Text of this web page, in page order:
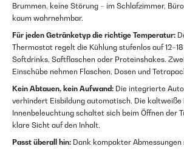
Brummen, keine Störung – im Schlafzimmer,
kaum wahrnehmbar.
Für jeden Getränketyp die richtige Temperatur:
Thermostat regelt die Kühlung stufenlos auf 12–18
Softdrinks, Saftflaschen oder Proteinshakes.
Einschübe nehmen Flaschen, Dosen und
Kein Abtauen, kein Aufwand: Die integrierte
verhindert Eisbildung automatisch. Die kaltweiße
Innenbeleuchtung schaltet sich beim Öffnen der
klare Sicht auf den Inhalt.
Passt überall hin: Dank kompakter